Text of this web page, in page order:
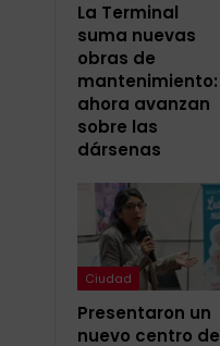
La Terminal
suma nuevas
obras de
mantenimiento:
ahora avanzan
sobre las
dársenas
Ciudad
Presentaron un
nuevo centro de